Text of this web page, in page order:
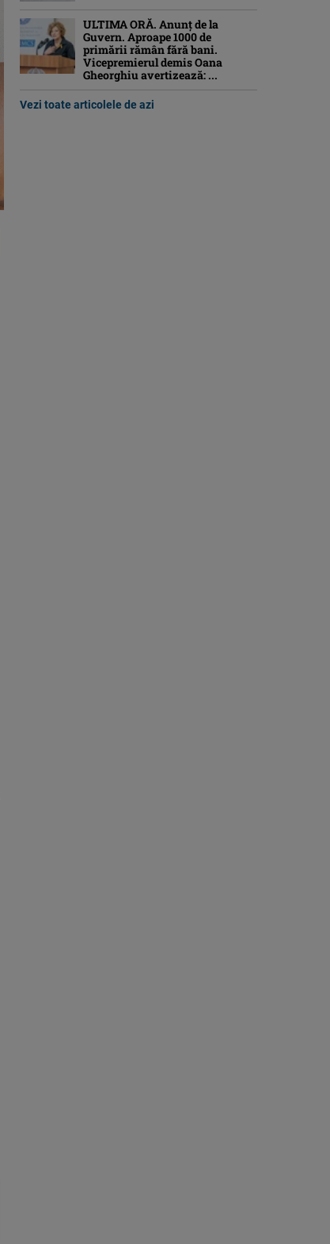
ULTIMA ORĂ. Anunț de la
Guvern. Aproape 1000 de
primării rămân fără bani.
Vicepremierul demis Oana
Gheorghiu avertizează: ...
Vezi toate articolele de azi